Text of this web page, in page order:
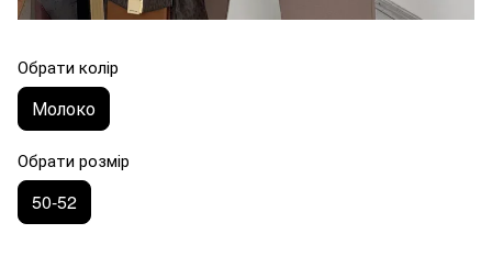
Обрати колір
Молоко
Обрати розмір
50-52